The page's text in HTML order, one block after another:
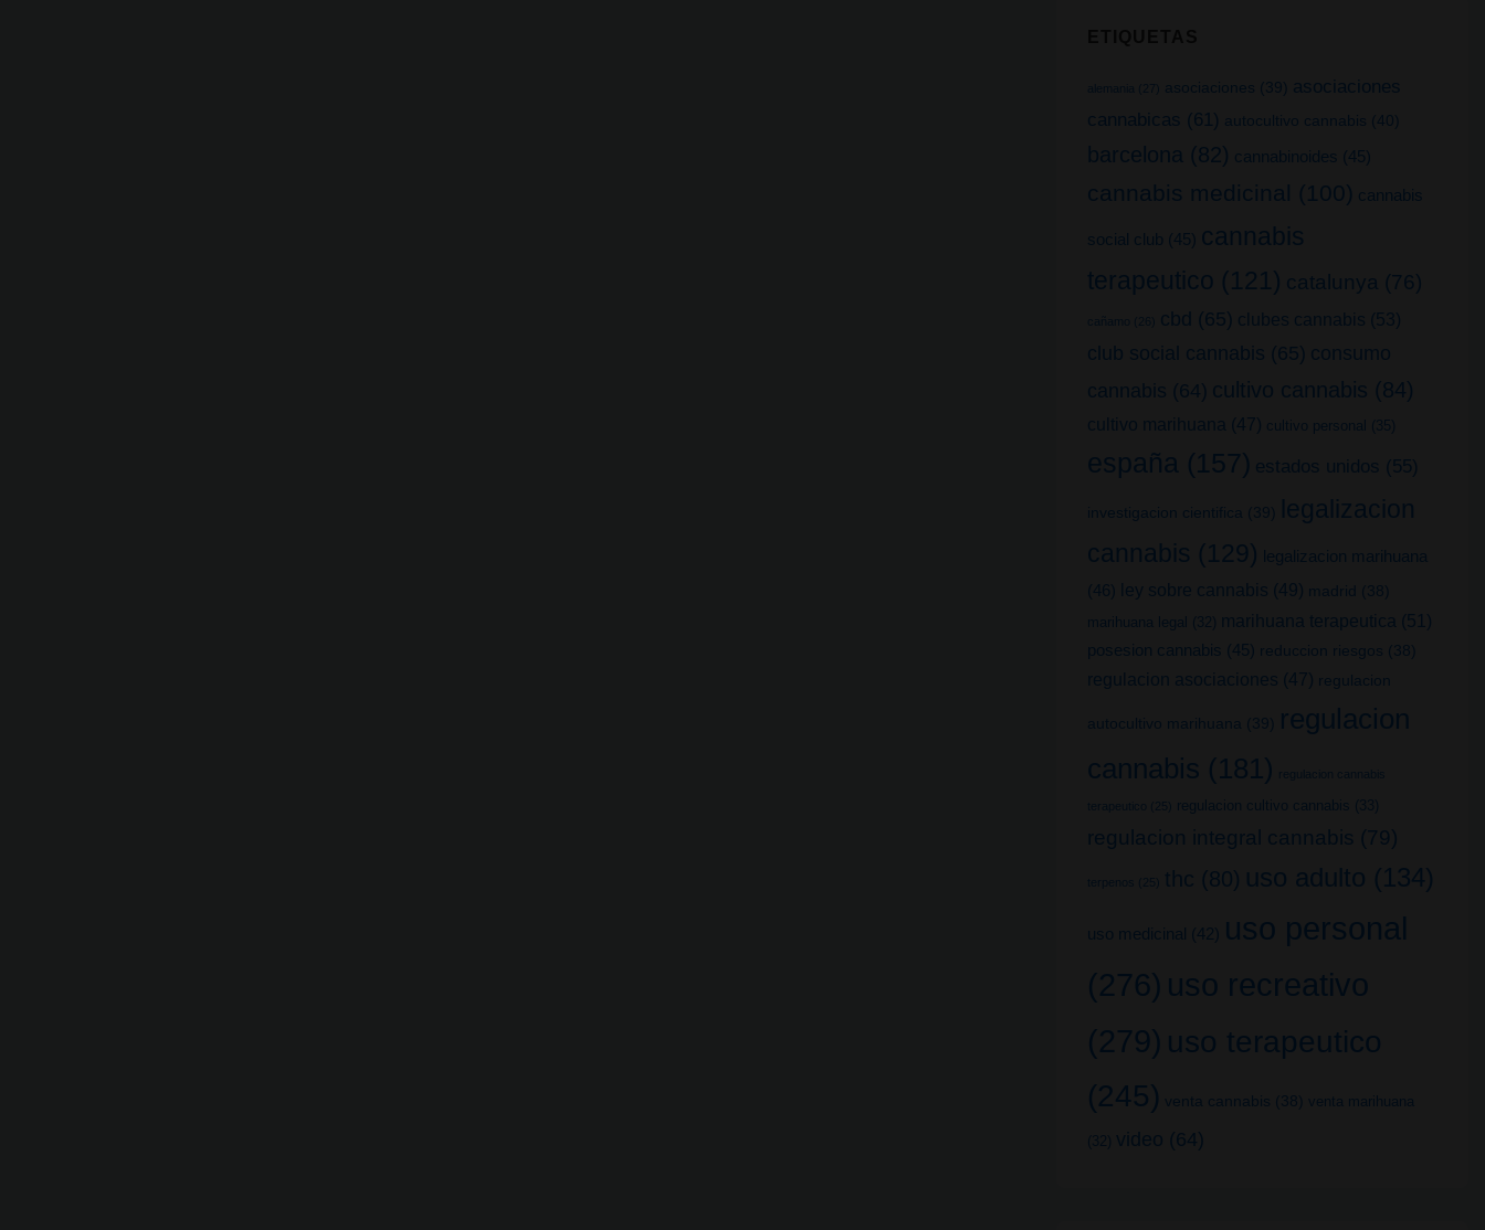
alemania (27) asociaciones (39)
asociaciones
cannabicas (61) autocultivo cannabis (40)
barcelona (82) cannabinoides (45)
cannabis medicinal (100) cannabis
social club (45) cannabis
terapeutico (121) catalunya (76)
cañamo (26) cbd (65) clubes cannabis (53)
club social cannabis (65) consumo
cannabis (64) cultivo cannabis (84)
cultivo marihuana (47) cultivo personal (35)
españa (157) estados unidos (55)
investigacion cientifica (39)
legalizacion
cannabis (129) legalizacion marihuana
(46) ley sobre cannabis (49) madrid (38)
marihuana legal (32) marihuana terapeutica (51)
posesion cannabis (45) reduccion riesgos (38)
regulacion asociaciones (47) regulacion
autocultivo marihuana (39)
regulacion
cannabis (181) regulacion cannabis
terapeutico (25) regulacion cultivo cannabis (33)
regulacion integral cannabis (79)
terpenos (25) thc (80) uso adulto (134)
uso medicinal (42) uso personal
(276) uso recreativo
(279) uso terapeutico
(245) venta cannabis (38) venta marihuana
(32) video (64)